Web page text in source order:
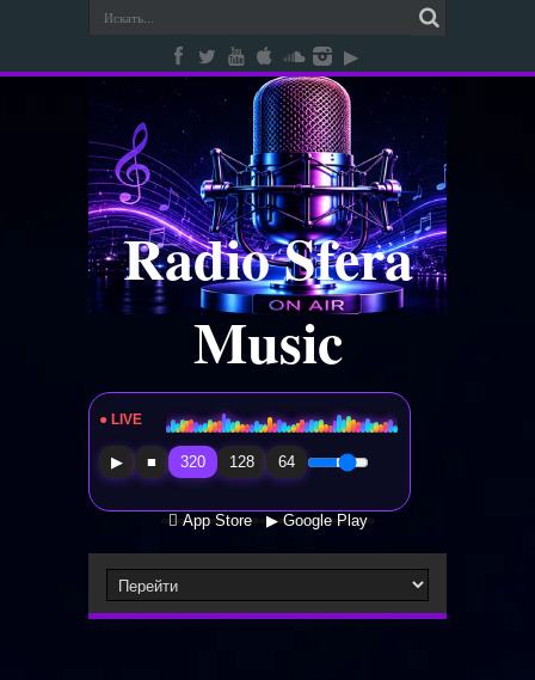
Radio Sfera
Music
● LIVE Radio Sfera Music
▶ ■ 320 128 64
 App Store ▶ Google Play